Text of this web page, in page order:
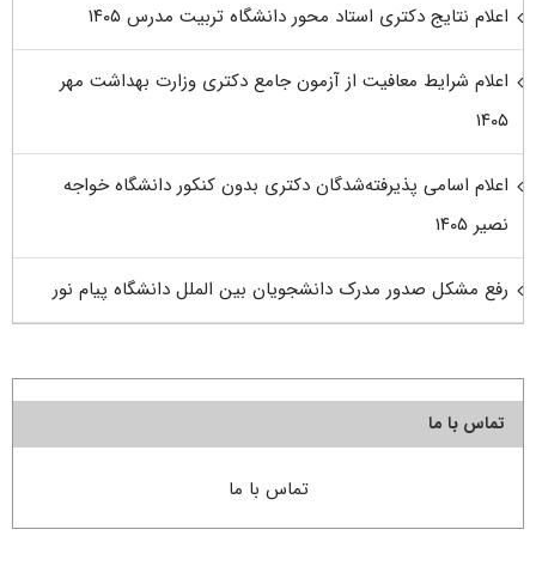
اعلام نتایج دکتری استاد محور دانشگاه تربیت مدرس ۱۴۰۵
اعلام شرایط معافیت از آزمون جامع دکتری وزارت بهداشت مهر
۱۴۰۵
اعلام اسامی پذیرفته‌شدگان دکتری بدون کنکور دانشگاه خواجه
نصیر ۱۴۰۵
رفع مشکل صدور مدرک دانشجویان بین الملل دانشگاه پیام نور
تماس با ما
تماس با ما